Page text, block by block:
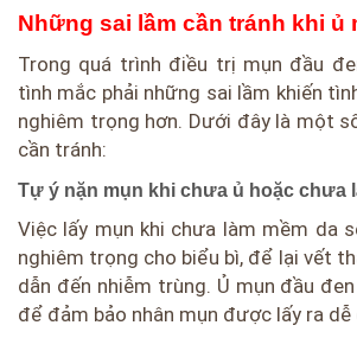
Những sai lầm cần tránh khi ủ
Trong quá trình điều trị mụn đầu
tình mắc phải những sai lầm khiến
nghiêm trọng hơn. Dưới đây là một
cần tránh:
Tự ý nặn mụn khi chưa ủ hoặc chưa
Việc lấy mụn khi chưa làm mềm da
nghiêm trọng cho biểu bì, để lại vết
dẫn đến nhiễm trùng. Ủ mụn đầu
để đảm bảo nhân mụn được lấy ra dễ